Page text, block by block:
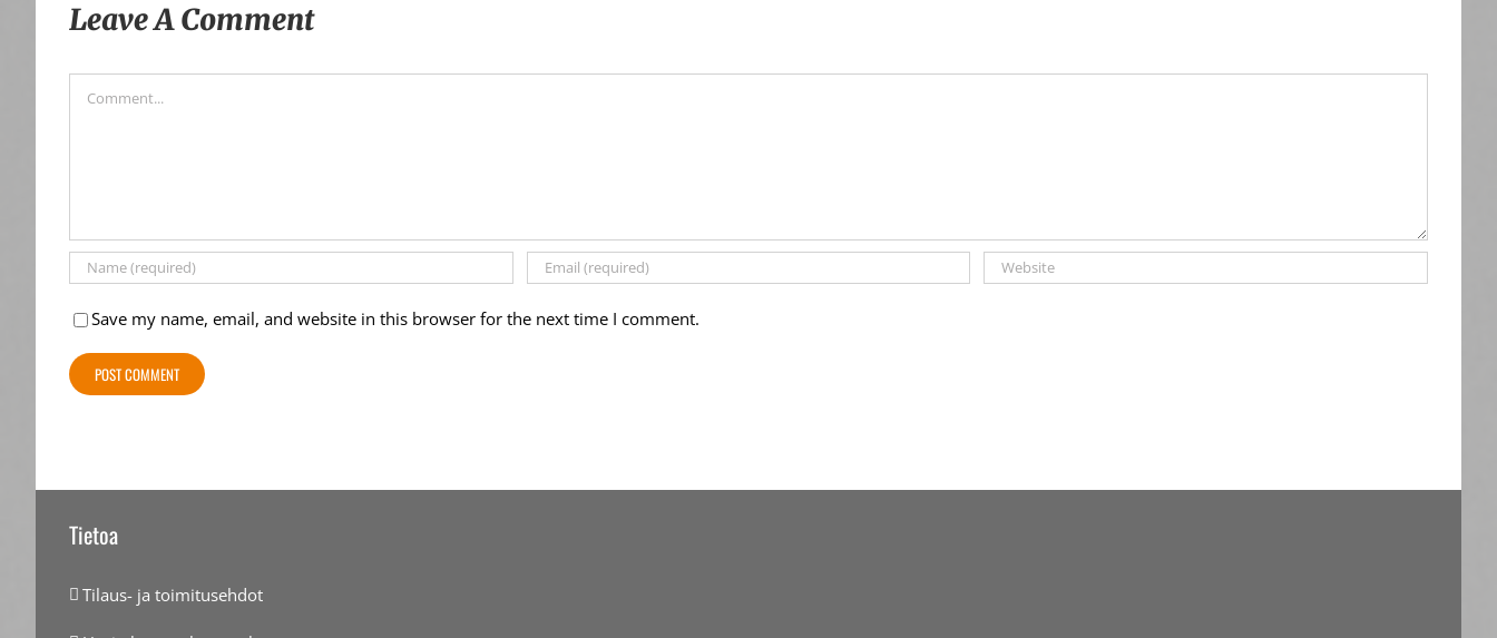
Leave A Comment
Save my name, email, and website in this browser for the next time I comment.
Tietoa
Tilaus- ja toimitusehdot